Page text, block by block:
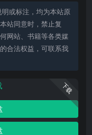
或标注，均为本站原
站同意时，禁止复
网站、书籍等各类媒
合法权益，可联系我
下载